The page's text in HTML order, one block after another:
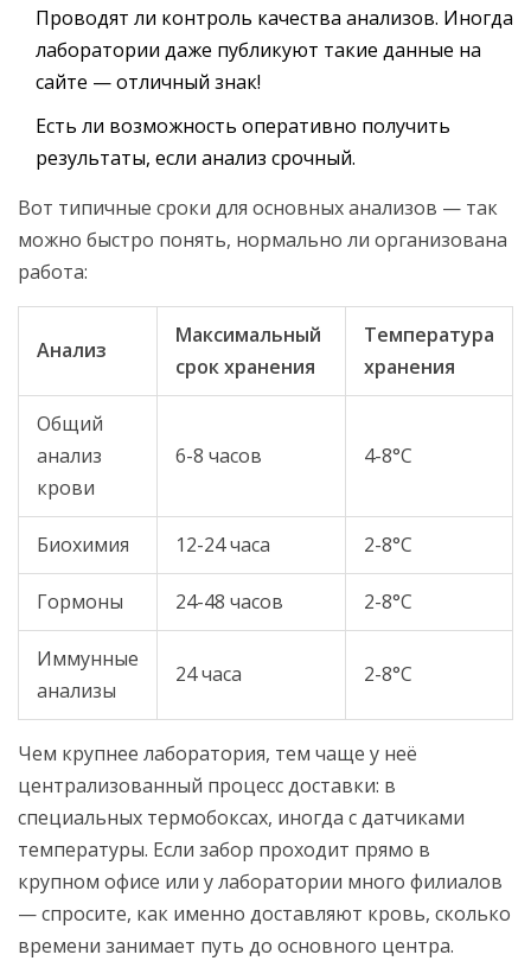
Проводят ли контроль качества анализов. Иногда
лаборатории даже публикуют такие данные на
сайте — отличный знак!
Есть ли возможность оперативно получить
результаты, если анализ срочный.
Вот типичные сроки для основных анализов — так
можно быстро понять, нормально ли организована
работа:
Анализ
Максимальный
срок хранения
Температура
хранения
Общий
анализ
крови
6-8 часов 4-8°C
Биохимия 12-24 часа 2-8°C
Гормоны 24-48 часов 2-8°C
Иммунные
анализы
24 часа 2-8°C
Чем крупнее лаборатория, тем чаще у неё
централизованный процесс доставки: в
специальных термобоксах, иногда с датчиками
температуры. Если забор проходит прямо в
крупном офисе или у лаборатории много филиалов
— спросите, как именно доставляют кровь, сколько
времени занимает путь до основного центра.